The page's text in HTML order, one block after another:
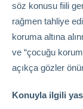
söz konusu fiili
rağmen tahliye
koruma altına
ve “çocuğu
açıkça gözler
Konuyla ilgili